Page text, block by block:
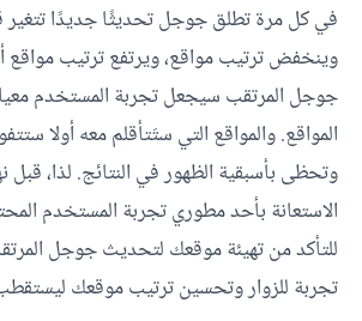
في كل مرة تطلق جوجل تحديثًا جديدًا تتغير
وينخفض ترتيب مواقع، ويرتفع ترتيب
جوجل المرتقب سيجعل تجربة المستخدم
المواقع. والمواقع التي ستَتأقلم معه أولا
وتحظى بأسبقية الظهور في النتائج. لذا، قبل
الاستعانة بأحد مطوري تجربة المستخدم
للتأكد من تهيئة موقعك لتحديث جوجل
تجربة للزوار وتحسين ترتيب موقعك